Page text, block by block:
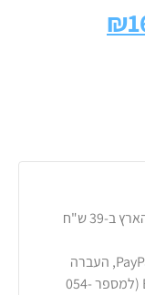
₪
שליח עד הבית לכל רחבי הארץ ב-39 ש"ח
כרטיסי אשראי, PayPal, העברה
בנקאית או באפליקציות Bit / Paybox (למספר 054-